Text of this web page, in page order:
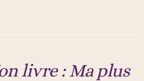
livre : Ma plus